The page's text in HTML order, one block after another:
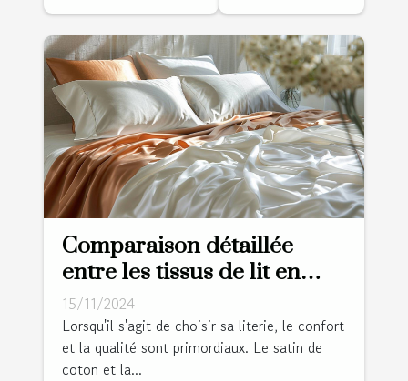
Comparaison détaillée
entre les tissus de lit en
satin de coton et percale
15/11/2024
Lorsqu'il s'agit de choisir sa literie, le confort
et la qualité sont primordiaux. Le satin de
coton et la...